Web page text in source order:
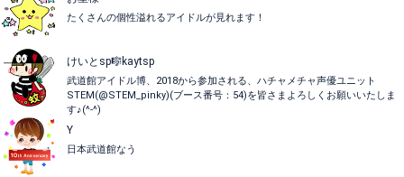
たくさんの個性溢れるアイドルが見れます！
けいとsp🎼kaytsp
武道館アイドル博、2018から参加される、ハチャメチャ声優ユニット
STEM(@STEM_pinky)(ブース番号：54)を皆さまよろしくお願いいたしま
す♪(^-^)
Y
日本武道館なう